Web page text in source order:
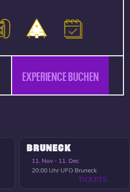
EXPERIENCE BUCHEN
BRUNECK
11. Nov - 11. Dec
20:00 Uhr UFO Bruneck
TICKETS